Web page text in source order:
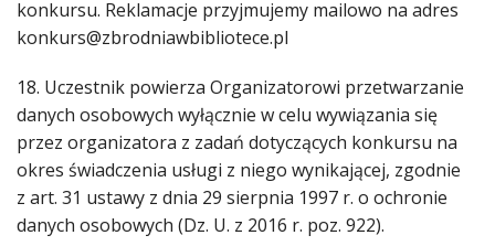
konkursu. Reklamacje przyjmujemy mailowo na adres
konkurs@zbrodniawbibliotece.pl
18. Uczestnik powierza Organizatorowi przetwarzanie
danych osobowych wyłącznie w celu wywiązania się
przez organizatora z zadań dotyczących konkursu na
okres świadczenia usługi z niego wynikającej, zgodnie
z art. 31 ustawy z dnia 29 sierpnia 1997 r. o ochronie
danych osobowych (Dz. U. z 2016 r. poz. 922).